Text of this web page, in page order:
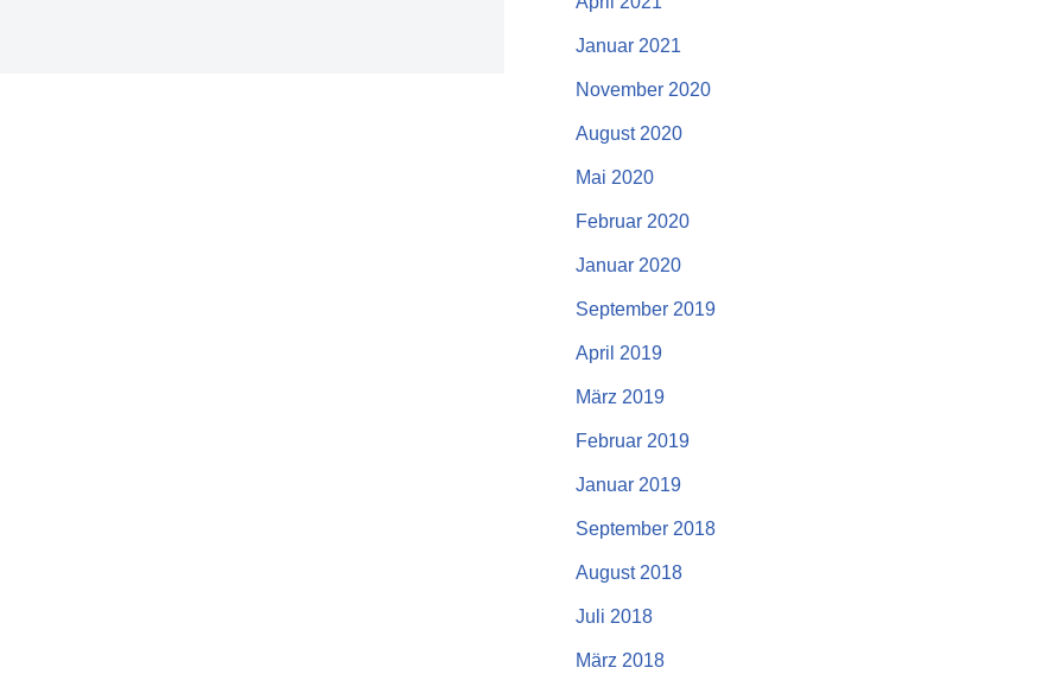
Januar 2021
November 2020
August 2020
Mai 2020
Februar 2020
Januar 2020
September 2019
April 2019
März 2019
Februar 2019
Januar 2019
September 2018
August 2018
Juli 2018
März 2018